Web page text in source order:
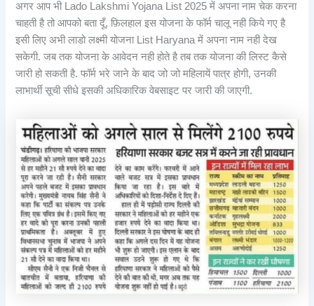
अगर आप भी Lado Lakshmi Yojana List 2025 में अपना नाम चेक करना
चाहती है तो आपको बता दूँ, फ़िलहाल इस योजना के फॉर्म चालू नही किये गए है
इसी लिए अभी लाडो लक्ष्मी योजना List Haryana में अपना नाम नही देख
सकेगी. जब तक योजना के आवेदन नही होते है तब तक योजना की लिस्ट कैसे
जारी हो सकती है. फॉर्म भरे जाने के बाद जो जो महिलायें पात्र होगी, उनकी
लाभार्थी सूची सीधे इसकी अधिकारिक वेबसाइट पर जारी की जाएगी.